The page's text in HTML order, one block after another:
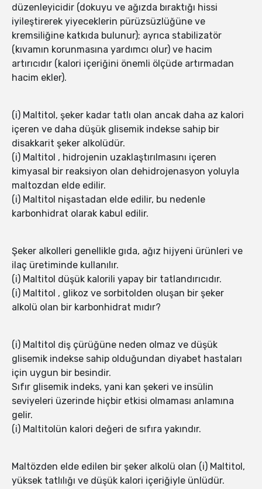
düzenleyicidir (dokuyu ve ağızda bıraktığı hissi
iyileştirerek yiyeceklerin pürüzsüzlüğüne ve
kremsiliğine katkıda bulunur); ayrıca stabilizatör
(kıvamın korunmasına yardımcı olur) ve hacim
artırıcıdır (kalori içeriğini önemli ölçüde artırmadan
hacim ekler).
(i) Maltitol, şeker kadar tatlı olan ancak daha az kalori
içeren ve daha düşük glisemik indekse sahip bir
disakkarit şeker alkolüdür.
(i) Maltitol , hidrojenin uzaklaştırılmasını içeren
kimyasal bir reaksiyon olan dehidrojenasyon yoluyla
maltozdan elde edilir.
(i) Maltitol nişastadan elde edilir, bu nedenle
karbonhidrat olarak kabul edilir.
Şeker alkolleri genellikle gıda, ağız hijyeni ürünleri ve
ilaç üretiminde kullanılır.
(i) Maltitol düşük kalorili yapay bir tatlandırıcıdır.
(i) Maltitol , glikoz ve sorbitolden oluşan bir şeker
alkolü olan bir karbonhidrat mıdır?
(i) Maltitol diş çürüğüne neden olmaz ve düşük
glisemik indekse sahip olduğundan diyabet hastaları
için uygun bir besindir.
Sıfır glisemik indeks, yani kan şekeri ve insülin
seviyeleri üzerinde hiçbir etkisi olmaması anlamına
gelir.
(i) Maltitolün kalori değeri de sıfıra yakındır.
Maltözden elde edilen bir şeker alkolü olan (i) Maltitol,
yüksek tatlılığı ve düşük kalori içeriğiyle ünlüdür.